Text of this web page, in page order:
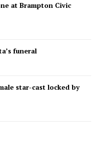
at Brampton Civic
funeral
star-cast locked by